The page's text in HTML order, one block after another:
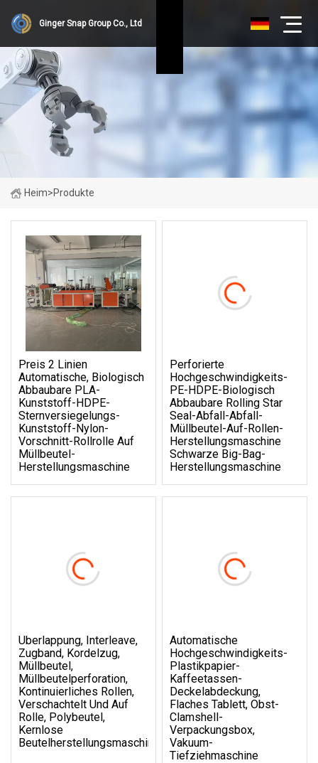
Ginger Snap Group Co., Ltd
Heim>Produkte
Preis 2 Linien
Automatische, Biologisch
Abbaubare PLA-
Kunststoff-HDPE-
Sternversiegelungs-
Kunststoff-Nylon-
Vorschnitt-Rollrolle Auf
Müllbeutel-
Herstellungsmaschine
Perforierte
Hochgeschwindigkeits-
PE-HDPE-Biologisch
Abbaubare Rolling Star
Seal-Abfall-Abfall-
Müllbeutel-Auf-Rollen-
Herstellungsmaschine
Schwarze Big-Bag-
Herstellungsmaschine
Überlappung, Interleave,
Zugband, Kordelzug,
Müllbeutel,
Müllbeutelperforation,
Kontinuierliches Rollen,
Verschachtelt Und Auf
Rolle, Polybeutel,
Kernlose
Beutelherstellungsmaschine
Automatische
Hochgeschwindigkeits-
Plastikpapier-
Kaffeetassen-
Deckelabdeckung,
Flaches Tablett, Obst-
Clamshell-
Verpackungsbox,
Vakuum-
Tiefziehmaschine